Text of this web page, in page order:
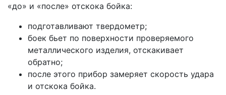
«до» и «после» отскока бойка:
подготавливают твердометр;
боек бьет по поверхности проверяемого
металлического изделия, отскакивает
обратно;
после этого прибор замеряет скорость удара
и отскока бойка.